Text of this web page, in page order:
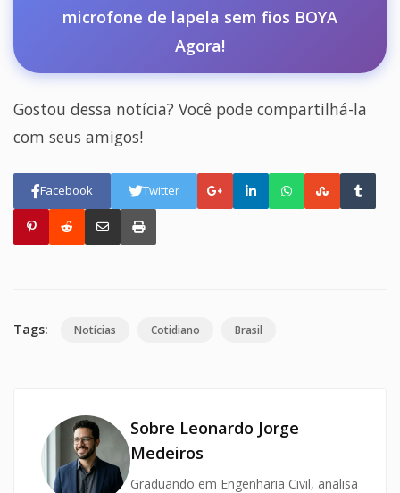
microfone de lapela sem fios BOYA
Agora!
Gostou dessa notícia? Você pode compartilhá-la
com seus amigos!
Facebook Twitter
Tags: Notícias Cotidiano Brasil
Sobre Leonardo Jorge
Medeiros
Graduando em Engenharia Civil, analisa